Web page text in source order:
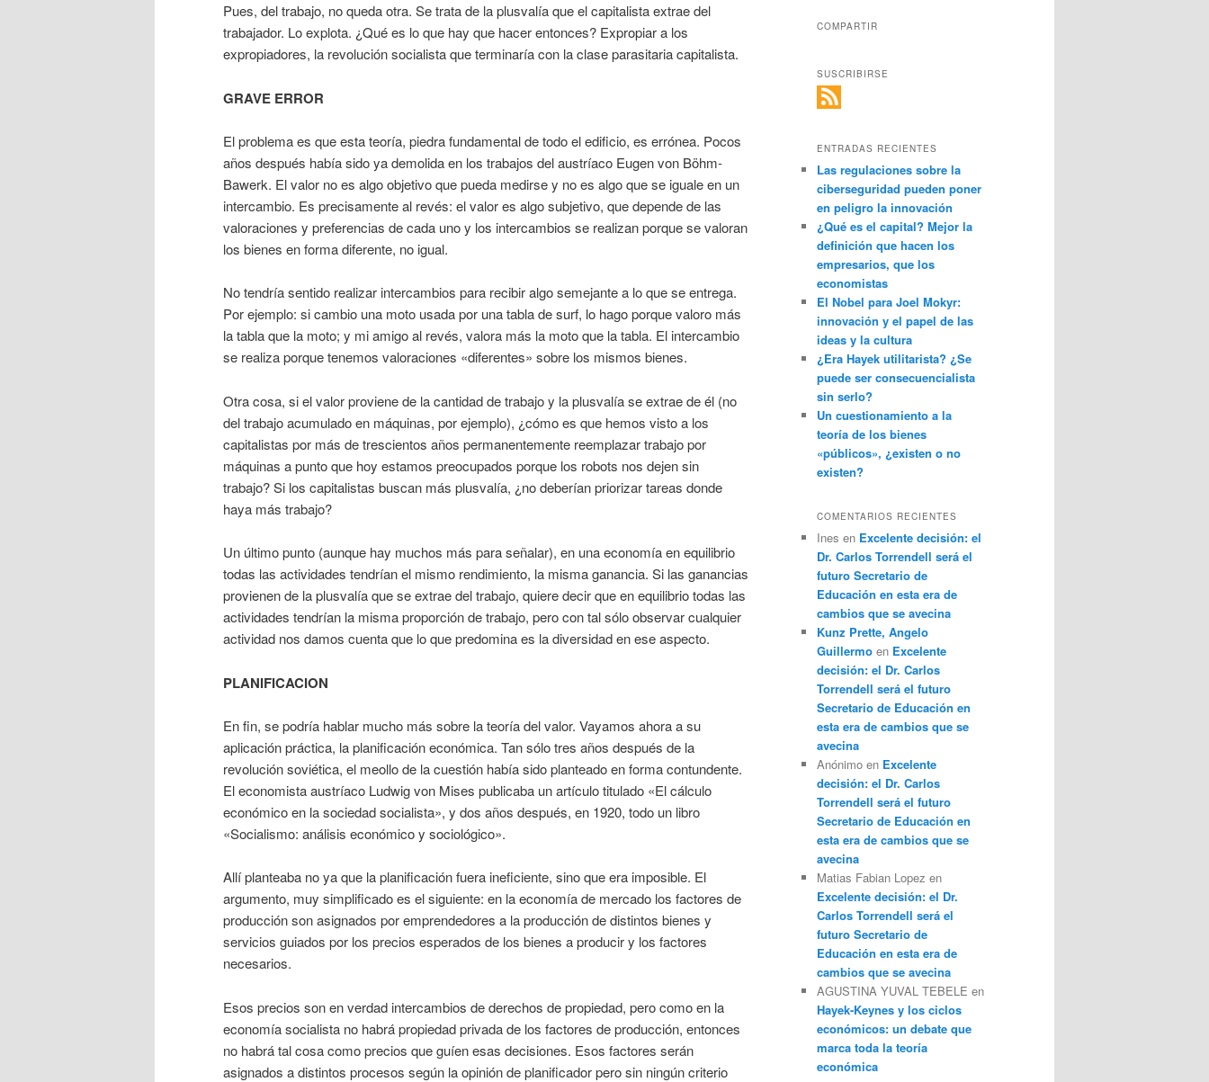
Pues, del trabajo, no queda otra. Se trata de la plusvalía que el capitalista extrae del
trabajador. Lo explota. ¿Qué es lo que hay que hacer entonces? Expropiar a los
expropiadores, la revolución socialista que terminaría con la clase parasitaria capitalista.
GRAVE ERROR
El problema es que esta teoría, piedra fundamental de todo el edificio, es errónea. Pocos
años después había sido ya demolida en los trabajos del austríaco Eugen von Böhm-
Bawerk. El valor no es algo objetivo que pueda medirse y no es algo que se iguale en un
intercambio. Es precisamente al revés: el valor es algo subjetivo, que depende de las
valoraciones y preferencias de cada uno y los intercambios se realizan porque se valoran
los bienes en forma diferente, no igual.
No tendría sentido realizar intercambios para recibir algo semejante a lo que se entrega.
Por ejemplo: si cambio una moto usada por una tabla de surf, lo hago porque valoro más
la tabla que la moto; y mi amigo al revés, valora más la moto que la tabla. El intercambio
se realiza porque tenemos valoraciones «diferentes» sobre los mismos bienes.
Otra cosa, si el valor proviene de la cantidad de trabajo y la plusvalía se extrae de él (no
del trabajo acumulado en máquinas, por ejemplo), ¿cómo es que hemos visto a los
capitalistas por más de trescientos años permanentemente reemplazar trabajo por
máquinas a punto que hoy estamos preocupados porque los robots nos dejen sin
trabajo? Si los capitalistas buscan más plusvalía, ¿no deberían priorizar tareas donde
haya más trabajo?
Un último punto (aunque hay muchos más para señalar), en una economía en equilibrio
todas las actividades tendrían el mismo rendimiento, la misma ganancia. Si las ganancias
provienen de la plusvalía que se extrae del trabajo, quiere decir que en equilibrio todas las
actividades tendrían la misma proporción de trabajo, pero con tal sólo observar cualquier
actividad nos damos cuenta que lo que predomina es la diversidad en ese aspecto.
PLANIFICACION
En fin, se podría hablar mucho más sobre la teoría del valor. Vayamos ahora a su
aplicación práctica, la planificación económica. Tan sólo tres años después de la
revolución soviética, el meollo de la cuestión había sido planteado en forma contundente.
El economista austríaco Ludwig von Mises publicaba un artículo titulado «El cálculo
económico en la sociedad socialista», y dos años después, en 1920, todo un libro
«Socialismo: análisis económico y sociológico».
Allí planteaba no ya que la planificación fuera ineficiente, sino que era imposible. El
argumento, muy simplificado es el siguiente: en la economía de mercado los factores de
producción son asignados por emprendedores a la producción de distintos bienes y
servicios guiados por los precios esperados de los bienes a producir y los factores
necesarios.
Esos precios son en verdad intercambios de derechos de propiedad, pero como en la
economía socialista no habrá propiedad privada de los factores de producción, entonces
no habrá tal cosa como precios que guíen esas decisiones. Esos factores serán
asignados a distintos procesos según la opinión de planificador pero sin ningún criterio
COMPARTIR
SUSCRIBIRSE
ENTRADAS RECIENTES
Las regulaciones sobre la
ciberseguridad pueden poner
en peligro la innovación
¿Qué es el capital? Mejor la
definición que hacen los
empresarios, que los
economistas
El Nobel para Joel Mokyr:
innovación y el papel de las
ideas y la cultura
¿Era Hayek utilitarista? ¿Se
puede ser consecuencialista
sin serlo?
Un cuestionamiento a la
teoría de los bienes
«públicos», ¿existen o no
existen?
COMENTARIOS RECIENTES
Ines en Excelente decisión: el
Dr. Carlos Torrendell será el
futuro Secretario de
Educación en esta era de
cambios que se avecina
Kunz Prette, Angelo
Guillermo en Excelente
decisión: el Dr. Carlos
Torrendell será el futuro
Secretario de Educación en
esta era de cambios que se
avecina
Anónimo en Excelente
decisión: el Dr. Carlos
Torrendell será el futuro
Secretario de Educación en
esta era de cambios que se
avecina
Matias Fabian Lopez en
Excelente decisión: el Dr.
Carlos Torrendell será el
futuro Secretario de
Educación en esta era de
cambios que se avecina
AGUSTINA YUVAL TEBELE en
Hayek-Keynes y los ciclos
económicos: un debate que
marca toda la teoría
económica